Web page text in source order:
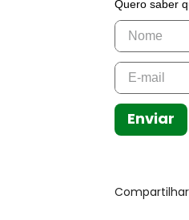
Quero saber
Enviar
Compartilhar